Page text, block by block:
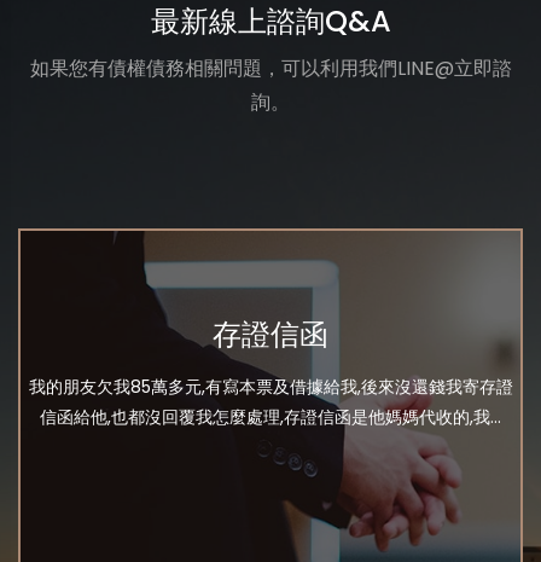
最新線上諮詢Q&A
如果您有債權債務相關問題，可以利用我們LINE@立即諮
詢。
存證信函
我的朋友欠我85萬多元,有寫本票及借據給我,後來沒還錢我寄存證
信函給他,也都沒回覆我怎麼處理,存證信函是他媽媽代收的,我...